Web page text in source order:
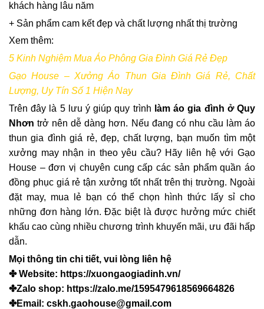
khách hàng lâu năm
+ Sản phẩm cam kết đẹp và chất lượng nhất thị trường
Xem thêm:
5 Kinh Nghiệm Mua Áo Phông Gia Đình Giá Rẻ Đẹp
Gạo House – Xưởng Áo Thun Gia Đình Giá Rẻ, Chất
Lượng, Uy Tín Số 1 Hiện Nay
Trên đây là 5 lưu ý giúp quy trình làm áo gia đình ở Quy
Nhơn trở nên dễ dàng hơn. Nếu đang có nhu cầu làm áo
thun gia đình giá rẻ, đẹp, chất lượng, bạn muốn tìm một
xưởng may nhận in theo yêu cầu? Hãy liên hệ với Gạo
House – đơn vị chuyên cung cấp các sản phẩm quần áo
đồng phục giá rẻ tận xưởng tốt nhất trên thị trường. Ngoài
đặt may, mua lẻ bạn có thể chọn hình thức lấy sỉ cho
những đơn hàng lớn. Đặc biệt là được hưởng mức chiết
khấu cao cùng nhiều chương trình khuyến mãi, ưu đãi hấp
dẫn.
Mọi thông tin chi tiết, vui lòng liên hệ
✤ Website: https://xuongaogiadinh.vn/
✤Zalo shop: https://zalo.me/1595479618569664826
✤Email: cskh.gaohouse@gmail.com